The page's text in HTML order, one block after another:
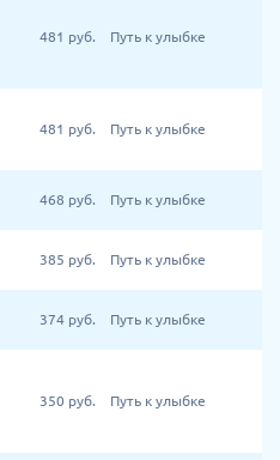
481 руб. Путь к улыбке
481 руб. Путь к улыбке
468 руб. Путь к улыбке
385 руб. Путь к улыбке
374 руб. Путь к улыбке
350 руб. Путь к улыбке